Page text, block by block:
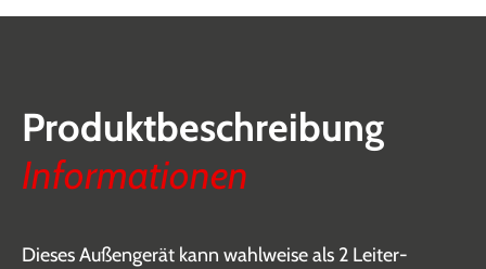
Produktbeschreibung
Informationen
Dieses Außengerät kann wahlweise als 2 Leiter-